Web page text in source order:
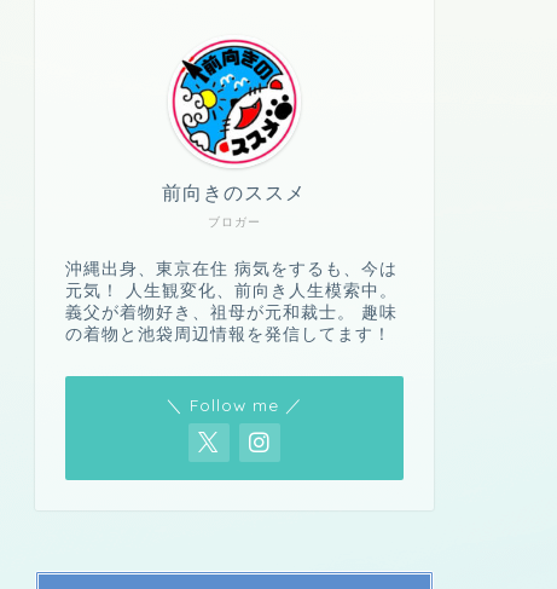
ブロガー
前向きのススメ
沖縄出身、東京在住 病気をするも、今は
元気！ 人生観変化、前向き人生模索中。
義父が着物好き、祖母が元和裁士。 趣味
の着物と池袋周辺情報を発信してます！
＼ Follow me ／